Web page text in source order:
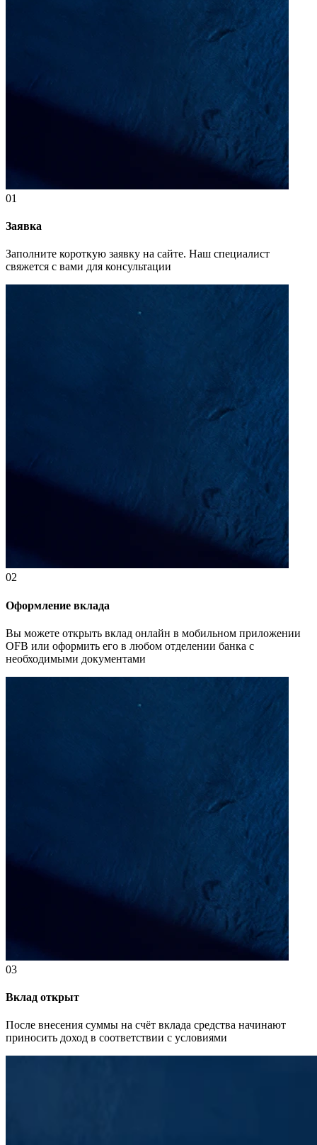
01
Заявка
Заполните короткую заявку на сайте. Наш специалист
свяжется с вами для консультации
02
Оформление вклада
Вы можете открыть вклад онлайн в мобильном приложении
OFB или оформить его в любом отделении банка с
необходимыми документами
03
Вклад открыт
После внесения суммы на счёт вклада средства начинают
приносить доход в соответствии с условиями